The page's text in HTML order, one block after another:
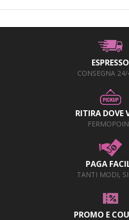
ESPRESSO
CONSEGNA
RITIRA DOVE
PAGA
TANTI MODI,
PROMO E